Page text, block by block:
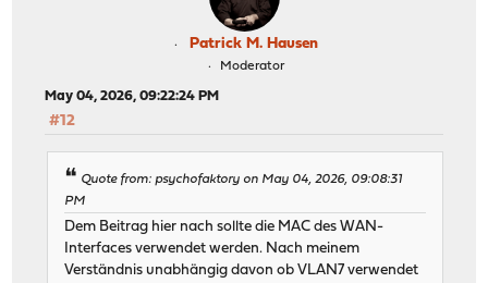
Patrick M. Hausen
Moderator
May 04, 2026, 09:22:24 PM
#12
Quote from: psychofaktory on May 04, 2026, 09:08:31
PM
Dem Beitrag hier nach sollte die MAC des WAN-
Interfaces verwendet werden. Nach meinem
Verständnis unabhängig davon ob VLAN7 verwendet